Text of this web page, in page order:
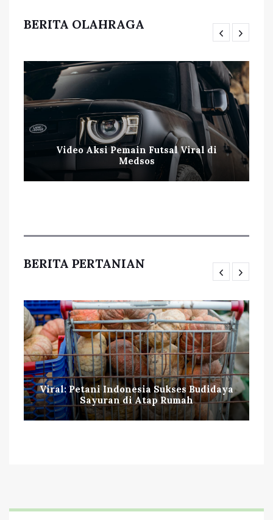
BERITA OLAHRAGA
Video Aksi Pemain Futsal Viral di
Medsos
BERITA PERTANIAN
Viral: Petani Indonesia Sukses Budidaya
Sayuran di Atap Rumah